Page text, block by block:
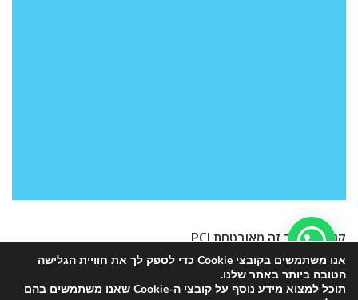
קנייה באתר זה מאובטחת PCI
אנו משתמשים בקובצי Cookie כדי לספק לך את חוויית הגלישה
הטובה ביותר באתר שלנו.
תוכל למצוא מידע נוסף על קובצי ה-Cookie שאנו משתמשים בהם